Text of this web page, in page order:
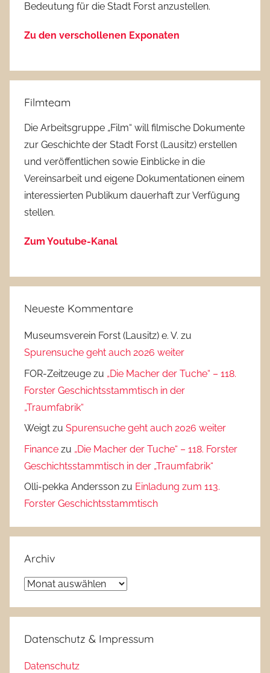
Bedeutung für die Stadt Forst anzustellen.
Zu den verschollenen Exponaten
Filmteam
Die Arbeitsgruppe „Film“ will filmische Dokumente
zur Geschichte der Stadt Forst (Lausitz) erstellen
und veröffentlichen sowie Einblicke in die
Vereinsarbeit und eigene Dokumentationen einem
interessierten Publikum dauerhaft zur Verfügung
stellen.
Zum Youtube-Kanal
Neueste Kommentare
Museumsverein Forst (Lausitz) e. V. zu
Spurensuche geht auch 2026 weiter
FOR-Zeitzeuge zu „Die Macher der Tuche“ – 118.
Forster Geschichtsstammtisch in der
„Traumfabrik“
Weigt zu Spurensuche geht auch 2026 weiter
Finance zu „Die Macher der Tuche“ – 118. Forster
Geschichtsstammtisch in der „Traumfabrik“
Olli-pekka Andersson zu Einladung zum 113.
Forster Geschichtsstammtisch
Archiv
Archiv
Datenschutz & Impressum
Datenschutz